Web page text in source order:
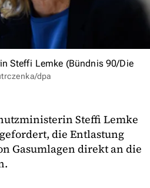
Steffi Lemke (Bündnis 90/Die
dpa
Steffi Lemke
die Entlastung
Gasumlagen direkt an die